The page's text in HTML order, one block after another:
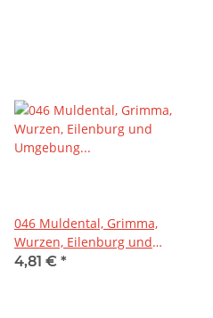
046 Muldental, Grimma,
Wurzen, Eilenburg und
Umgebung 1:50.000
4,81 € *